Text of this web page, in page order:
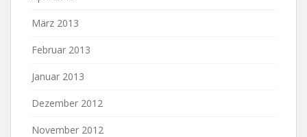
März 2013
Februar 2013
Januar 2013
Dezember 2012
November 2012